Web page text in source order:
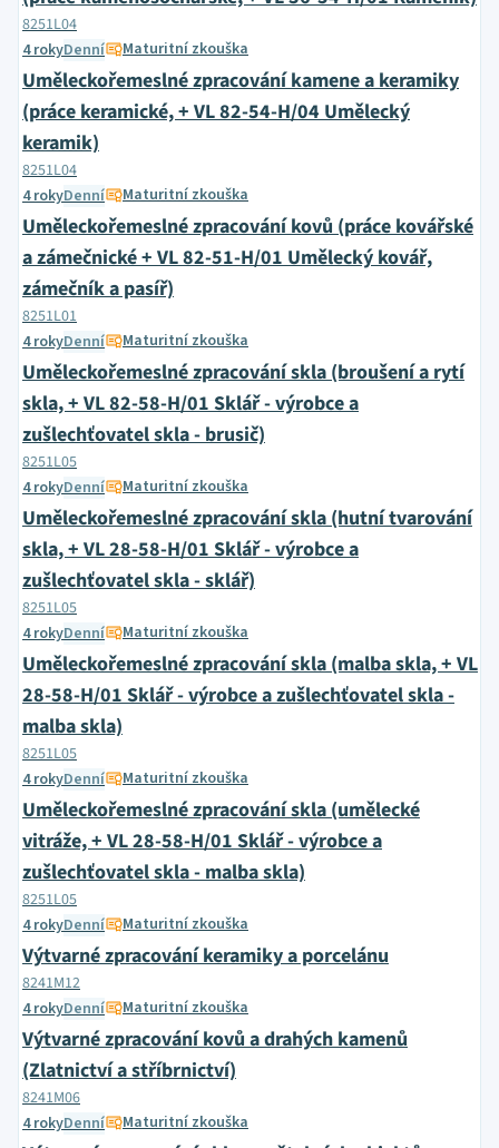
8251L04
4 rokyDenní Maturitní zkouška
Uměleckořemeslné zpracování kamene a keramiky
(práce keramické, + VL 82-54-H/04 Umělecký
keramik)
8251L04
4 rokyDenní Maturitní zkouška
Uměleckořemeslné zpracování kovů (práce kovářské
a zámečnické + VL 82-51-H/01 Umělecký kovář,
zámečník a pasíř)
8251L01
4 rokyDenní Maturitní zkouška
Uměleckořemeslné zpracování skla (broušení a rytí
skla, + VL 82-58-H/01 Sklář - výrobce a
zušlechťovatel skla - brusič)
8251L05
4 rokyDenní Maturitní zkouška
Uměleckořemeslné zpracování skla (hutní tvarování
skla, + VL 28-58-H/01 Sklář - výrobce a
zušlechťovatel skla - sklář)
8251L05
4 rokyDenní Maturitní zkouška
Uměleckořemeslné zpracování skla (malba skla, + VL
28-58-H/01 Sklář - výrobce a zušlechťovatel skla -
malba skla)
8251L05
4 rokyDenní Maturitní zkouška
Uměleckořemeslné zpracování skla (umělecké
vitráže, + VL 28-58-H/01 Sklář - výrobce a
zušlechťovatel skla - malba skla)
8251L05
4 rokyDenní Maturitní zkouška
Výtvarné zpracování keramiky a porcelánu
8241M12
4 rokyDenní Maturitní zkouška
Výtvarné zpracování kovů a drahých kamenů
(Zlatnictví a stříbrnictví)
8241M06
4 rokyDenní Maturitní zkouška